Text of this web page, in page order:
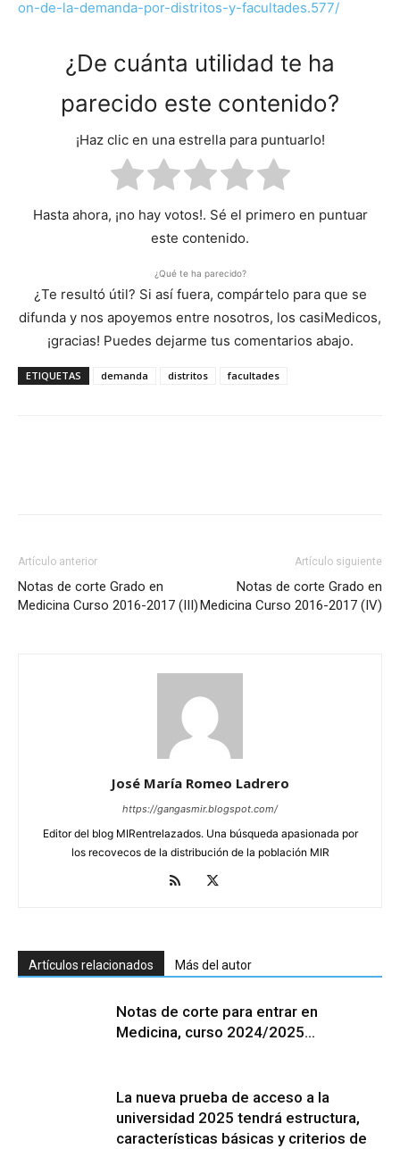
on-de-la-demanda-por-distritos-y-facultades.577/
¿De cuánta utilidad te ha
parecido este contenido?
¡Haz clic en una estrella para puntuarlo!
Hasta ahora, ¡no hay votos!. Sé el primero en puntuar
este contenido.
¿Qué te ha parecido?
¿Te resultó útil? Si así fuera, compártelo para que se
difunda y nos apoyemos entre nosotros, los casiMedicos,
¡gracias! Puedes dejarme tus comentarios abajo.
ETIQUETAS demanda distritos facultades
Artículo anterior
Notas de corte Grado en
Medicina Curso 2016-2017 (III)
Artículo siguiente
Notas de corte Grado en
Medicina Curso 2016-2017 (IV)
José María Romeo Ladrero
https://gangasmir.blogspot.com/
Editor del blog MIRentrelazados. Una búsqueda apasionada por
los recovecos de la distribución de la población MIR
Artículos relacionados Más del autor
Notas de corte para entrar en
Medicina, curso 2024/2025…
La nueva prueba de acceso a la
universidad 2025 tendrá estructura,
características básicas y criterios de